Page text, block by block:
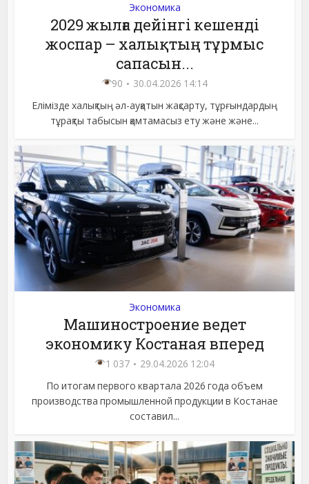
Экономика
2029 жылға дейінгі кешенді
жоспар – халықтың тұрмыс
сапасын...
90
30.04.2026 14:14
Елімізде халықтың әл-ауқатын жақсарту, тұрғындардың
тұрақты табысын қамтамасыз ету және және...
Экономика
Машиностроение ведет
экономику Костаная вперед
1 037
29.04.2026 12:04
По итогам первого квартала 2026 года объем
производства промышленной продукции в Костанае
составил...